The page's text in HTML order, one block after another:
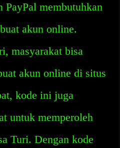
PayPal membutuhkan
akun online.
masyarakat bisa
akun online di situs
kode ini juga
untuk memperoleh
Turi. Dengan kode